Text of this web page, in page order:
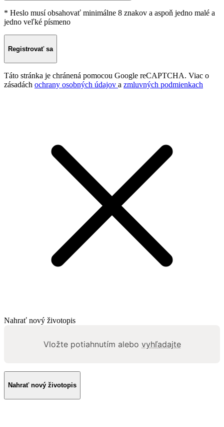
* Heslo musí obsahovať minimálne 8 znakov a aspoň jedno malé a
jedno veľké písmeno
Registrovať sa
Táto stránka je chránená pomocou Google reCAPTCHA. Viac o
zásadách ochrany osobných údajov a zmluvných podmienkach
Nahrať nový životopis
Vložte potiahnutím alebo vyhľadajte
Nahrať nový životopis